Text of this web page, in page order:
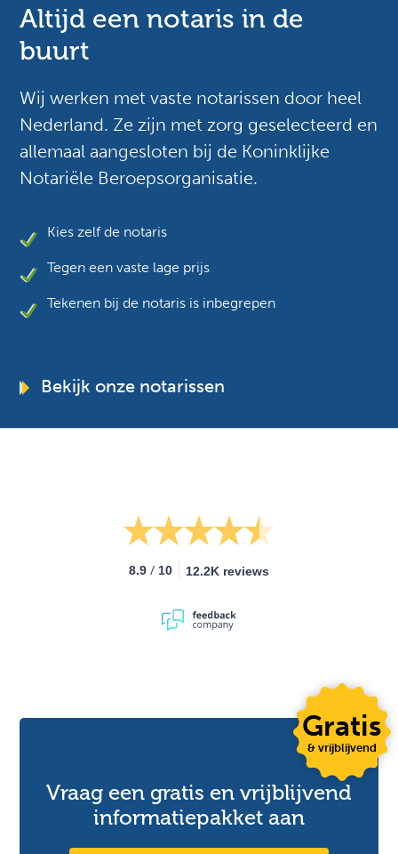
Altijd een notaris in de
buurt
Wij werken met vaste notarissen door heel
Nederland. Ze zijn met zorg geselecteerd en
allemaal aangesloten bij de Koninklijke
Notariële Beroepsorganisatie.
Kies zelf de notaris
Tegen een vaste lage prijs
Tekenen bij de notaris is inbegrepen
Bekijk onze notarissen
8.9 / 10 12.2K reviews
Vraag een gratis en vrijblijvend
informatiepakket aan
Gratis
& vrijblijvend